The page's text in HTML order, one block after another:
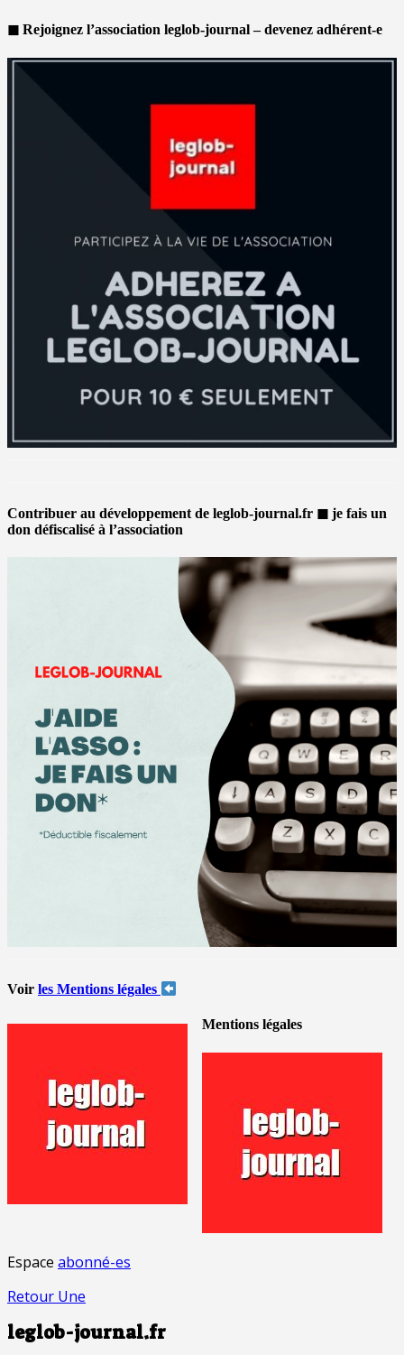
◼ Rejoignez l’association leglob-journal – devenez adhérent-e
Contribuer au développement de leglob-journal.fr ◼ je fais un
don défiscalisé à l’association
Voir les Mentions légales
Mentions légales
Espace abonné-es
Retour Une
leglob-journal.fr